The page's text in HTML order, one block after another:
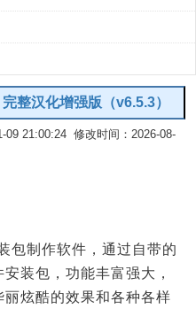
整汉化增强版（v6.5.3）
09 21:00:24 修改时间：2026-08-
包制作软件，通过自带的
装包，功能丰富强大，
炫酷的效果和各种各样